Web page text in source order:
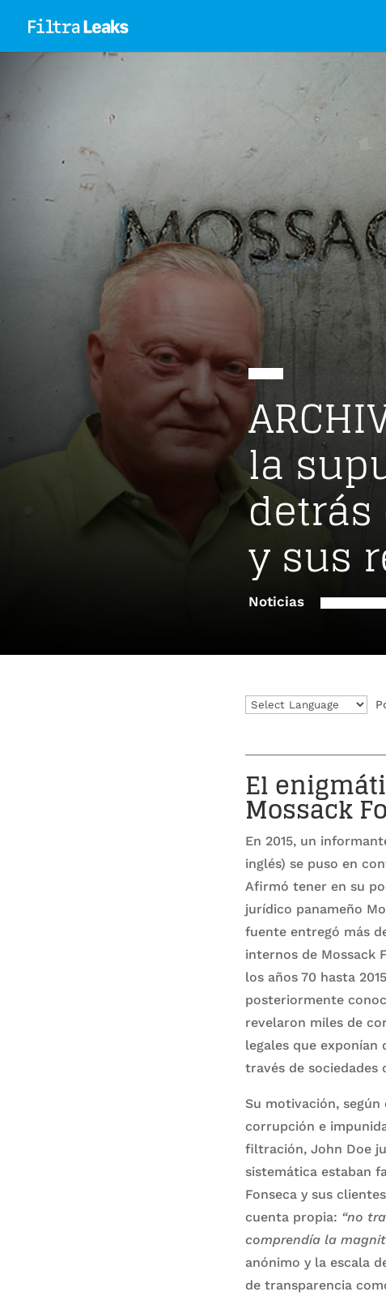
la
detrás
y sus
Noticias
El
Mossack
En 2015, un
inglés) se puso en
Afirmó tener en su
jurídico panameño
fuente entregó más
internos de Mossack
los años 70 hasta
posteriormente
revelaron miles de
legales que
través de sociedades
Su motivación,
corrupción e
filtración, John Doe
sistemática estaban
Fonseca y sus
cuenta propia: “no
comprendía la
anónimo y la escala
de transparencia